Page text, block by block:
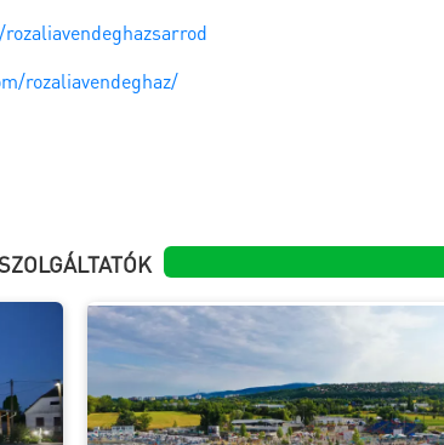
rozaliavendeghaz/